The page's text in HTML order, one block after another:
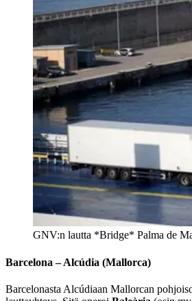
GNV:n lautta *Bridge* Palma de
Barcelona – Alcúdia (Mallorca)
Barcelonasta Alcúdiaan Mallorcan